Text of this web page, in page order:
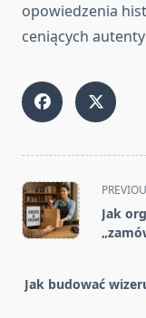
opowiedzenia
ceniących
<span
class="nav-
subtitle
reader-
text">Page</span>
Jak
Jak budować